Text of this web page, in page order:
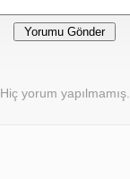
Hiç yorum yapılmamış.